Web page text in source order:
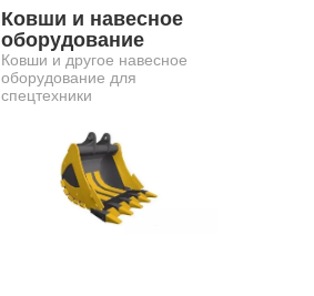
Ковши и навесное
оборудование
Ковши и другое навесное
оборудование для
спецтехники